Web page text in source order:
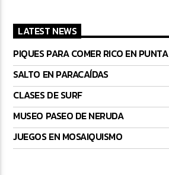
LATEST NEWS
PIQUES PARA COMER RICO EN PUNTA
SALTO EN PARACAÍDAS
CLASES DE SURF
MUSEO PASEO DE NERUDA
JUEGOS EN MOSAIQUISMO